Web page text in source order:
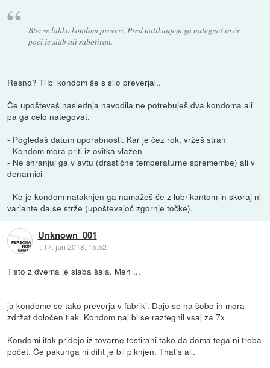
Btw se lahko kondom preveri. Pred natikanjem ga nategneš in če
poči je slab ali sabotiran.
Resno? Ti bi kondom še s silo preverjal..
Če upoštevaš naslednja navodila ne potrebuješ dva kondoma ali
pa ga celo nategovat.
- Pogledaš datum uporabnosti. Kar je čez rok, vržeš stran
- Kondom mora priti iz ovitka vlažen
- Ne shranjuj ga v avtu (drastične temperaturne spremembe) ali v
denarnici
- Ko je kondom nataknjen ga namažeš še z lubrikantom in skoraj ni
variante da se strže (upoštevajoč zgornje točke).
Unknown_001
:: 17. jan 2018, 15:52
Tisto z dvema je slaba šala. Meh ...
ja kondome se tako preverja v fabriki. Dajo se na šobo in mora
zdržat določen tlak. Kondom naj bi se raztegnil vsaj za 7x
Kondomi itak pridejo iz tovarne testirani tako da doma tega ni treba
počet. Če pakunga ni diht je bil piknjen. That's all.